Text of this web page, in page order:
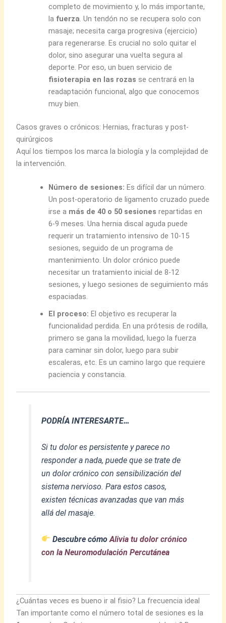
completo de movimiento y, lo más importante,
la fuerza. Un tendón no se recupera solo con
masaje; necesita carga progresiva (ejercicio)
para regenerarse. Es crucial no solo quitar el
dolor, sino asegurar una vuelta segura al
deporte. Por eso, un buen servicio de
fisioterapia en las rozas se centrará en la
readaptación funcional, algo que conocemos
muy bien.
Casos graves o crónicos: Hernias, fracturas y post-
quirúrgicos
Aquí los tiempos los marca la biología y la complejidad de
la intervención.
Número de sesiones: Es difícil dar un número.
Un post-operatorio de ligamento cruzado puede
irse a más de 40 o 50 sesiones repartidas en
6-9 meses. Una hernia discal aguda puede
requerir un tratamiento intensivo de 10-15
sesiones, seguido de un programa de
mantenimiento. Un dolor crónico puede
necesitar un tratamiento inicial de 8-12
sesiones, y luego sesiones de seguimiento más
espaciadas.
El proceso: El objetivo es recuperar la
funcionalidad perdida. En una prótesis de rodilla,
primero se gana la movilidad, luego la fuerza
para caminar sin dolor, luego para subir
escaleras, etc. Es un camino largo que requiere
paciencia y constancia.
PODRÍA INTERESARTE…
Si tu dolor es persistente y parece no
responder a nada, puede que se trate de
un dolor crónico con sensibilización del
sistema nervioso. Para estos casos,
existen técnicas avanzadas que van más
allá del masaje.
Descubre cómo Alivia tu dolor crónico
con la Neuromodulación Percutánea
¿Cuántas veces es bueno ir al fisio? La frecuencia ideal
Tan importante como el número total de sesiones es la